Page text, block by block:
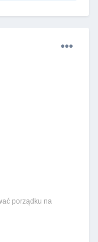
porządku na